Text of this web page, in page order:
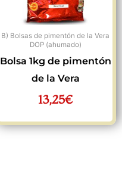
B) Bolsas de pimentón de la Vera
DOP (ahumado)
Bolsa 1kg de pimentón
de la Vera
13,25€